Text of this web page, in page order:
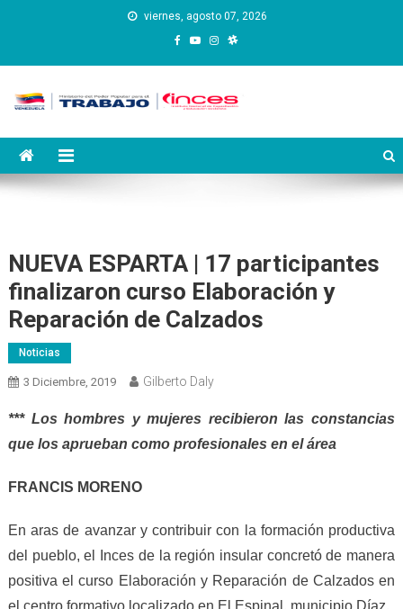
viernes, agosto 07, 2026
Instituto Nacional de
Capacitación y Educación
NUEVA ESPARTA | 17 participantes
finalizaron curso Elaboración y
Reparación de Calzados
Noticias
3 Diciembre, 2019 Gilberto Daly
*** Los hombres y mujeres recibieron las constancias
que los aprueban como profesionales en el área
FRANCIS MORENO
En aras de avanzar y contribuir con la formación productiva
del pueblo, el Inces de la región insular concretó de manera
positiva el curso Elaboración y Reparación de Calzados en
el centro formativo localizado en El Espinal, municipio Díaz.